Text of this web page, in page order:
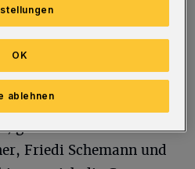
Team es
bekannt. Um mit
Erwachsenen ins
gehen neben Daniel
Friedi Schemann und
ablehnen
OK